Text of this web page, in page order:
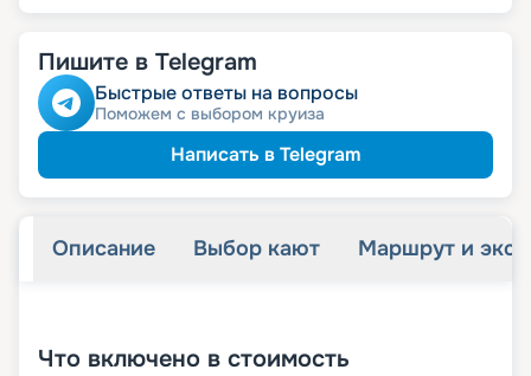
Пишите в Telegram
Быстрые ответы на вопросы
Поможем с выбором круиза
Написать в Telegram
Описание Выбор кают Маршрут и
Что включено в стоимость